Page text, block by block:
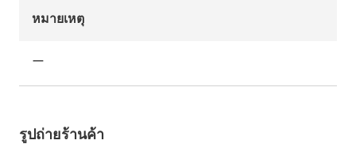
หมายเหตุ
ー
รูปถ่ายร้านค้า